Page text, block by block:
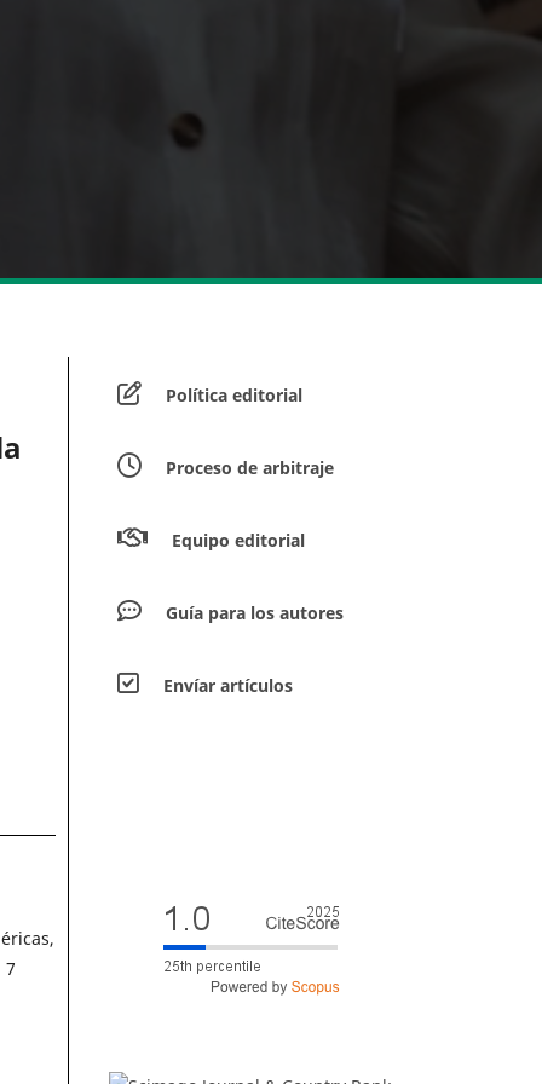
7
Política editorial
Proceso de arbitraje
Equipo editorial
Guía para los autores
Envíar artículos